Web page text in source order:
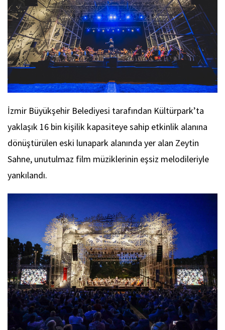
İzmir Büyükşehir Belediyesi tarafından Kültürpark’ta
yaklaşık 16 bin kişilik kapasiteye sahip etkinlik alanına
dönüştürülen eski lunapark alanında yer alan Zeytin
Sahne, unutulmaz film müziklerinin eşsiz melodileriyle
yankılandı.